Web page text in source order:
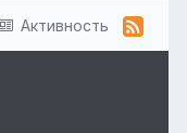
Активность